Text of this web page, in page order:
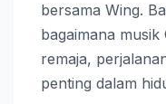
bersama Wing.
bagaimana
remaja,
penting dalam